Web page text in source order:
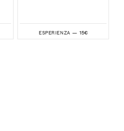
ESPERIENZA — 15€